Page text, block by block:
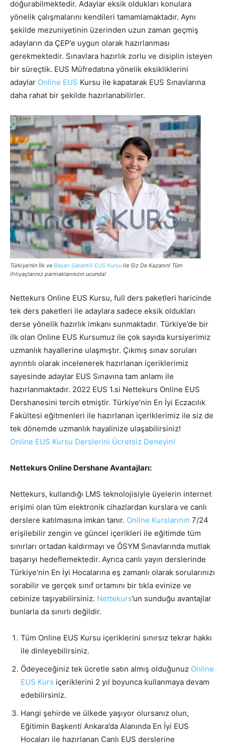
doğurabilmektedir. Adaylar eksik oldukları konulara
yönelik çalışmalarını kendileri tamamlamaktadır. Aynı
şekilde mezuniyetinin üzerinden uzun zaman geçmiş
adayların da ÇEP’e uygun olarak hazırlanması
gerekmektedir. Sınavlara hazırlık zorlu ve disiplin isteyen
bir süreçtik. EUS Müfredatına yönelik eksikliklerini
adaylar Online EUS Kursu ile kapatarak EUS Sınavlarına
daha rahat bir şekilde hazırlanabilirler.
Türkiye’nin İlk ve Başarı Garantili EUS Kursu ile Siz De Kazanın! Tüm
ihtiyaçlarınız parmaklarınızın ucunda!
Nettekurs Online EUS Kursu, full ders paketleri haricinde
tek ders paketleri ile adaylara sadece eksik oldukları
derse yönelik hazırlık imkanı sunmaktadır. Türkiye’de bir
ilk olan Online EUS Kursumuz ile çok sayıda kursiyerimiz
uzmanlık hayallerine ulaşmıştır. Çıkmış sınav soruları
ayrıntılı olarak incelenerek hazırlanan içeriklerimiz
sayesinde adaylar EUS Sınavına tam anlamı ile
hazırlanmaktadır. 2022 EUS 1.si Nettekurs Online EUS
Dershanesini tercih etmiştir. Türkiye’nin En İyi Eczacılık
Fakültesi eğitmenleri ile hazırlanan içeriklerimiz ile siz de
tek dönemde uzmanlık hayalinize ulaşabilirsiniz!
Online EUS Kursu Derslerini Ücretsiz Deneyin!
Nettekurs Online Dershane Avantajları:
Nettekurs, kullandığı LMS teknolojisiyle üyelerin internet
erişimi olan tüm elektronik cihazlardan kurslara ve canlı
derslere katılmasına imkan tanır. Online Kurslarının 7/24
erişilebilir zengin ve güncel içerikleri ile eğitimde tüm
sınırları ortadan kaldırmayı ve ÖSYM Sınavlarında mutlak
başarıyı hedeflemektedir. Ayrıca canlı yayın derslerinde
Türkiye’nin En İyi Hocalarına eş zamanlı olarak sorularınızı
sorabilir ve gerçek sınıf ortamını bir tıkla evinize ve
cebinize taşıyabilirsiniz. Nettekurs’un sunduğu avantajlar
bunlarla da sınırlı değildir.
Tüm Online EUS Kursu içeriklerini sınırsız tekrar hakkı
ile dinleyebilirsiniz.
Ödeyeceğiniz tek ücretle satın almış olduğunuz Online
EUS Kurs içeriklerini 2 yıl boyunca kullanmaya devam
edebilirsiniz.
Hangi şehirde ve ülkede yaşıyor olursanız olun,
Eğitimin Başkenti Ankara’da Alanında En İyi EUS
Hocaları ile hazırlanan Canlı EUS derslerine